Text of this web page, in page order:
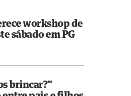
workshop de
sábado em PG
brincar?"